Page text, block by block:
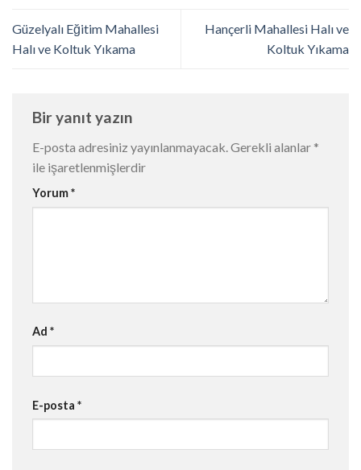
Güzelyalı Eğitim Mahallesi
Halı ve Koltuk Yıkama
Hançerli Mahallesi Halı ve
Koltuk Yıkama
Bir yanıt yazın
E-posta adresiniz yayınlanmayacak.Gerekli alanlar *
ile işaretlenmişlerdir
Yorum*
Ad *
E-posta *